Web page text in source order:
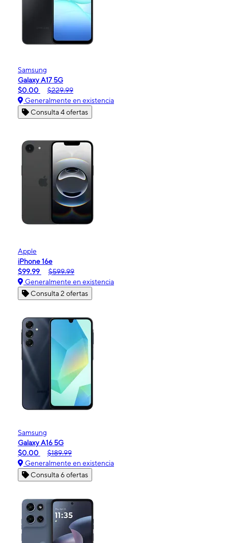
Samsung
Galaxy A17 5G
$0.00
$229.99
Generalmente en existencia
Consulta 4 ofertas
Apple
iPhone 16e
$99.99
$599.99
Generalmente en existencia
Consulta 2 ofertas
Samsung
Galaxy A16 5G
$0.00
$189.99
Generalmente en existencia
Consulta 6 ofertas